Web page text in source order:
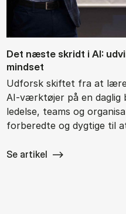
Det næ­ste skridt i AI:
mind­set
Udforsk skiftet fra at
AI-værktøjer på en daglig
ledelse, teams og
forberedte og dygtige til
Se artikel